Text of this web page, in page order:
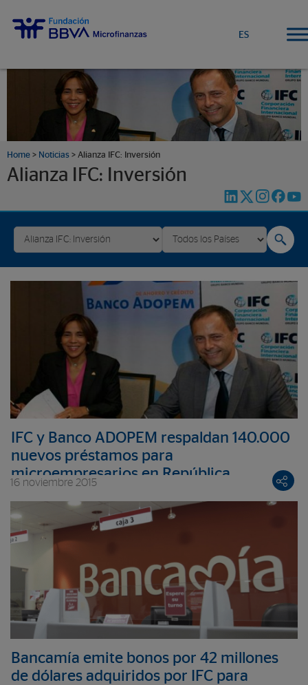
ES
Home > Noticias > Alianza IFC: Inversión
Alianza IFC: Inversión
IFC y Banco ADOPEM respaldan 140.000
nuevos préstamos para
microempresarios en República
16 noviembre 2015
Bancamía emite bonos por 42 millones
de dólares adquiridos por IFC para